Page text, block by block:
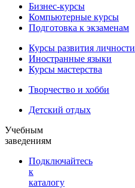
Бизнес-курсы
Компьютерные курсы
Подготовка к экзаменам
Курсы развития личности
Иностранные языки
Курсы мастерства
Творчество и хобби
Детский отдых
Учебным
заведениям
Подключайтесь
к
каталогу